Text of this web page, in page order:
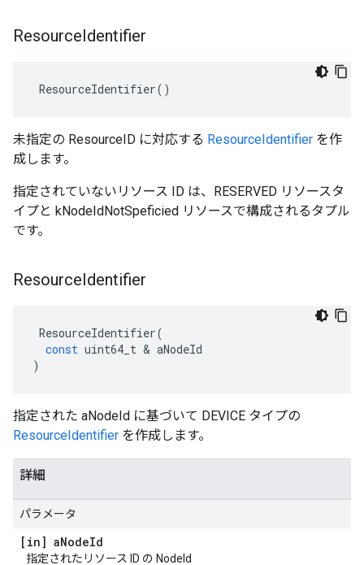
ResourceIdentifier
ResourceIdentifier()
未指定の ResourceID に対応する ResourceIdentifier を作
成します。
指定されていないリソース ID は、RESERVED リソースタ
イプと kNodeIdNotSpeficied リソースで構成されるタプル
です。
ResourceIdentifier
ResourceIdentifier(
const uint64_t & aNodeId
)
指定された aNodeId に基づいて DEVICE タイプの
ResourceIdentifier を作成します。
詳細
パラメータ
[in] aNodeId
指定されたリソース ID の NodeId